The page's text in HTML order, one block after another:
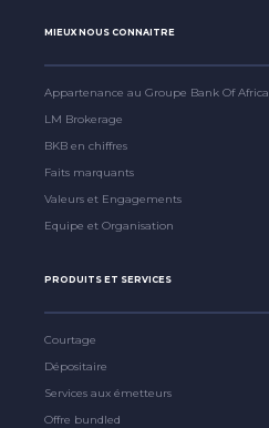
MIEUX NOUS CONNAITRE
Appartenance au Groupe Bank Of Africa
LM Brokerage
BKB en chiffres
Faits marquants
Valeurs et Engagements
Equipe et Organisation
PRODUITS ET SERVICES
Courtage
Dépositaire
Services aux émetteurs
Offre bundled